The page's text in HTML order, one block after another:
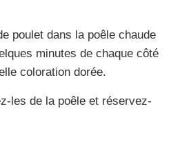
poulet dans la poêle chaude
minutes de chaque côté
coloration dorée.
les de la poêle et réservez-